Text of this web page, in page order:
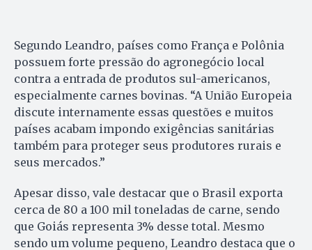
Segundo Leandro, países como França e Polônia
possuem forte pressão do agronegócio local
contra a entrada de produtos sul-americanos,
especialmente carnes bovinas. “A União Europeia
discute internamente essas questões e muitos
países acabam impondo exigências sanitárias
também para proteger seus produtores rurais e
seus mercados.”
Apesar disso, vale destacar que o Brasil exporta
cerca de 80 a 100 mil toneladas de carne, sendo
que Goiás representa 3% desse total. Mesmo
sendo um volume pequeno, Leandro destaca que o